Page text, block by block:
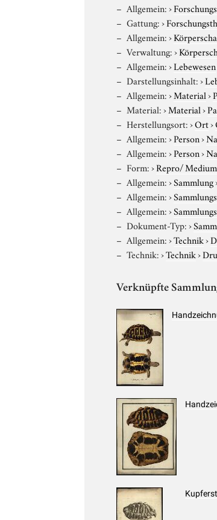
Allgemein:›
Gattung:›
Allgemein:›
Verwaltung:›
Allgemein:›Lebewesen
Darstellungsinhalt:›
Allgemein:›Material›
Material:›Material›
Herstellungsort:›Ort›
Allgemein:›Person›
Allgemein:›Person›
Form:›Repro/ Medium
Allgemein:›Sammlung
Allgemein:›
Allgemein:›
Dokument-Typ:›
Allgemein:›Technik›
Technik:›Technik›
Verknüpfte